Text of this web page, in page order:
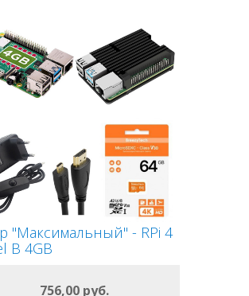
"Максимальный" - RPi 4
B 4GB
756,00 руб.